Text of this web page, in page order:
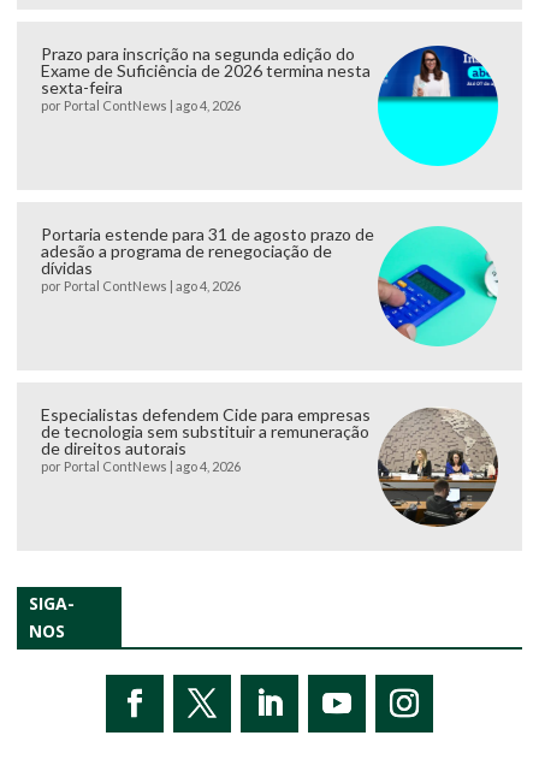
Prazo para inscrição na segunda edição do
Exame de Suficiência de 2026 termina nesta
sexta-feira
por Portal ContNews | ago 4, 2026
Portaria estende para 31 de agosto prazo de
adesão a programa de renegociação de
dívidas
por Portal ContNews | ago 4, 2026
Especialistas defendem Cide para empresas
de tecnologia sem substituir a remuneração
de direitos autorais
por Portal ContNews | ago 4, 2026
SIGA-
NOS